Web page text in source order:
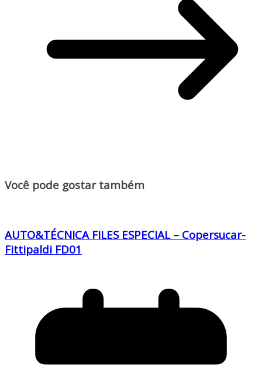
Você pode gostar também
AUTO&TÉCNICA FILES ESPECIAL – Copersucar-
Fittipaldi FD01